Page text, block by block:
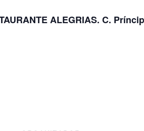
ALEGRIAS. C.